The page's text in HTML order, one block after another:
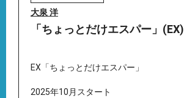
大泉 洋
「ちょっとだけエスパー」(EX)
EX「ちょっとだけエスパー」
2025年10月スタート